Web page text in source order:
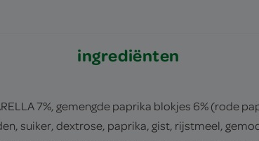
ingrediënten
7%, gemengde paprika blokjes 6% (rode
suiker, dextrose, paprika, gist, rijstmeel,